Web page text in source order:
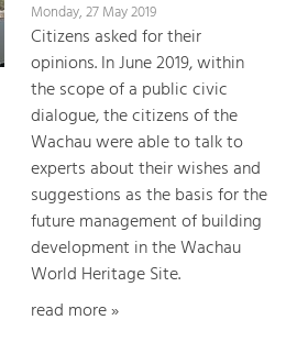
Monday, 27 May 2019
Citizens asked for their
opinions. In June 2019, within
the scope of a public civic
dialogue, the citizens of the
Wachau were able to talk to
experts about their wishes and
suggestions as the basis for the
future management of building
development in the Wachau
World Heritage Site.
read more »